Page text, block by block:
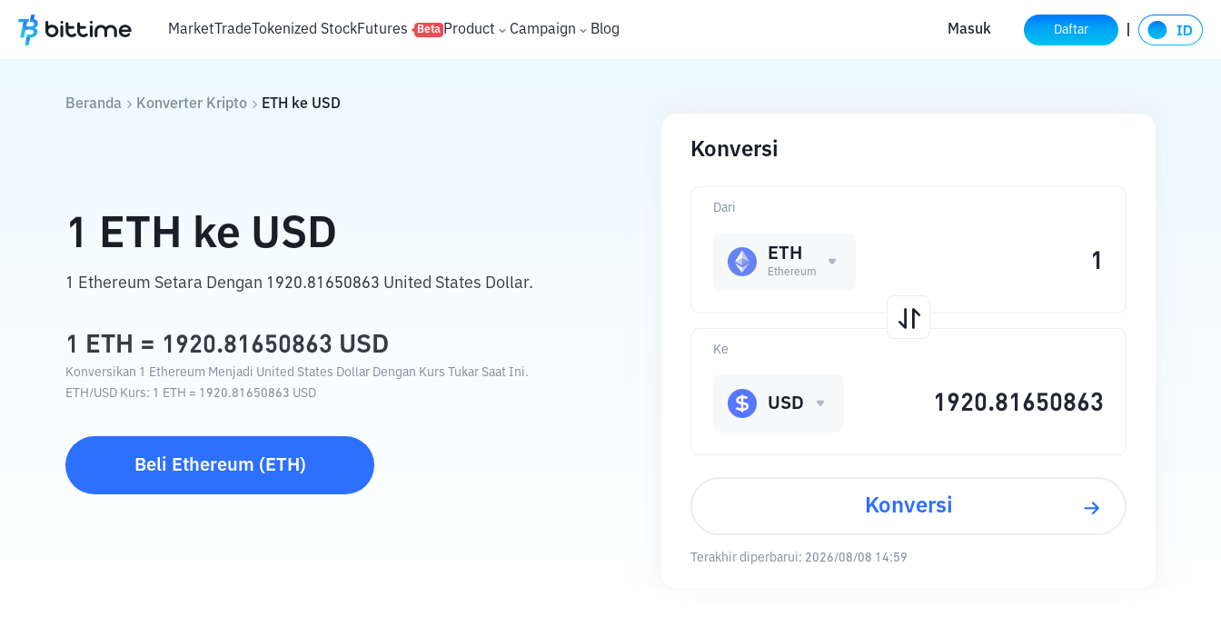
MarketTradeTokenized StockFutures Beta Product Campaign Blog Masuk Daftar
Beranda Konverter Kripto ETH ke USD
1 ETH ke USD
1 Ethereum Setara Dengan 1920.81650863 United States Dollar.
1 ETH = 1920.81650863 USD
Konversikan 1 Ethereum Menjadi United States Dollar Dengan Kurs Tukar Saat Ini.
ETH/USD Kurs: 1 ETH = 1920.81650863 USD
Beli Ethereum ( ETH )
Konversi
Dari
ETH
Ethereum
Ke
USD
Konversi
Terakhir diperbarui: 2026/08/08 14:59